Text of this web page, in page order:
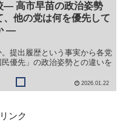
― 高市早苗の政治姿勢
、他の党は何を優先して
―
提出履歴という事実から各党
優先」の政治姿勢との違いを
2026.01.22
ンク